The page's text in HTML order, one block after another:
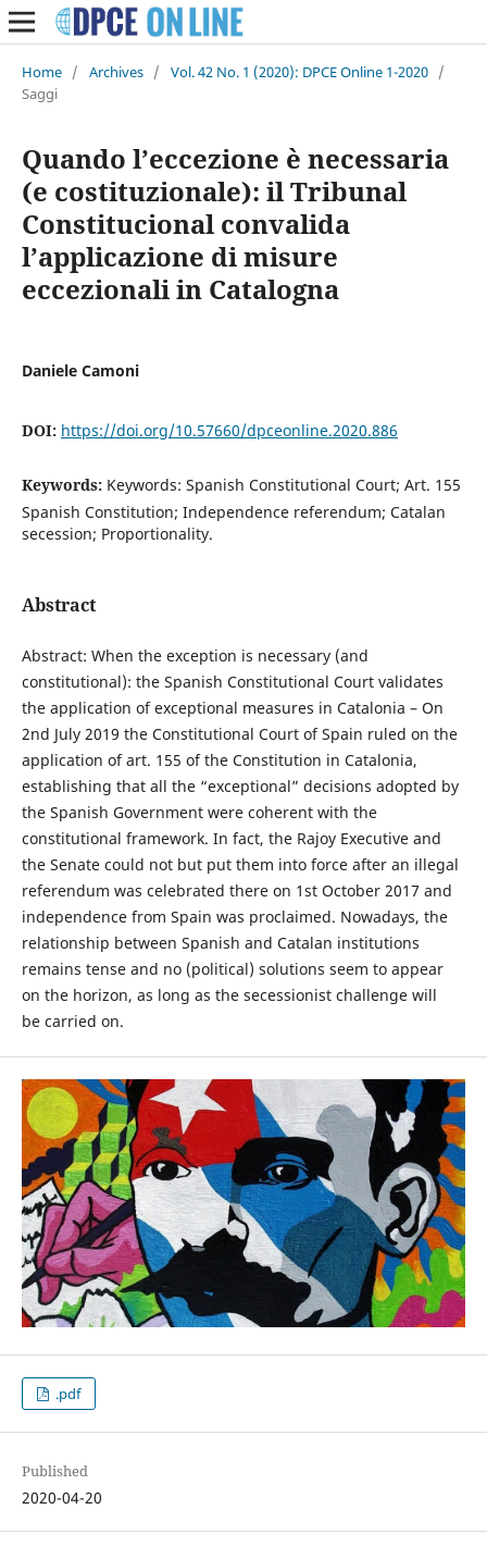
Home / Archives / Vol. 42 No. 1 (2020): DPCE Online 1-2020 /
Saggi
Quando l’eccezione è necessaria
(e costituzionale): il Tribunal
Constitucional convalida
l’applicazione di misure
eccezionali in Catalogna
Daniele Camoni
DOI: https://doi.org/10.57660/dpceonline.2020.886
Keywords: Keywords: Spanish Constitutional Court; Art. 155
Spanish Constitution; Independence referendum; Catalan
secession; Proportionality.
Abstract
Abstract: When the exception is necessary (and
constitutional): the Spanish Constitutional Court validates
the application of exceptional measures in Catalonia – On
2nd July 2019 the Constitutional Court of Spain ruled on the
application of art. 155 of the Constitution in Catalonia,
establishing that all the “exceptional” decisions adopted by
the Spanish Government were coherent with the
constitutional framework. In fact, the Rajoy Executive and
the Senate could not but put them into force after an illegal
referendum was celebrated there on 1st October 2017 and
independence from Spain was proclaimed. Nowadays, the
relationship between Spanish and Catalan institutions
remains tense and no (political) solutions seem to appear
on the horizon, as long as the secessionist challenge will
be carried on.
.pdf
Published
2020-04-20